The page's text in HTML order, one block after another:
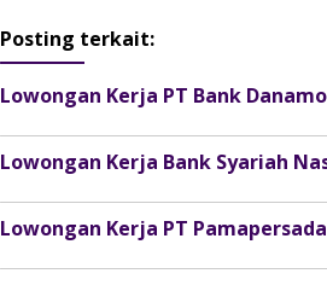
Posting terkait:
Lowongan Kerja PT Bank